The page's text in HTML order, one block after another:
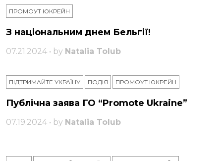
ПРОМОУТ ЮКРЕЙН
З національним днем ​​Бельгії!
07.21.2024 • by Natalia Tolub
ПІДТРИМАЙТЕ УКРАЇНУ ПОДІЯ ПРОМОУТ ЮКРЕЙН
Публічна заява ГО “Promote Ukraine”
07.19.2024 • by Natalia Tolub